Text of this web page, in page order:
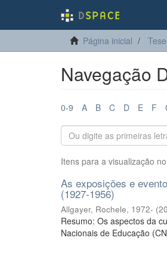
Página inicial
Navegação
0-9 A B C D E F
Itens para a visualização
As exposições e
(1927-1956)
Allgayer, Rochele, 1972- (
Resumo: Os aspectos da
Nacionais de Educação